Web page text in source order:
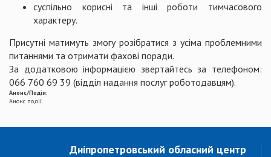
суспільно корисні та інші роботи тимчасового
характеру.
Присутні матимуть змогу розібратися з усіма проблемними
питаннями та отримати фахові поради.
За додатковою інформацією звертайтесь за телефоном:
066 760 69 39 (відділ надання послуг роботодавцям).
Анонс/Подія:
Анонс події
Дніпропетровський обласний центр